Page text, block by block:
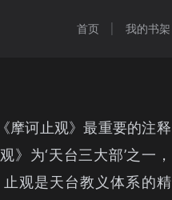
首页 我的书架
摩诃止观》最重要的注释
为‘天台三大部’之一，
观是天台教义体系的精